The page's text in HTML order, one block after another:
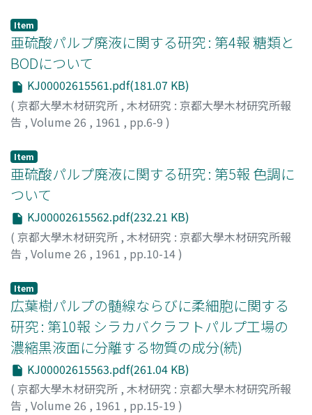
Item
亜硫酸パルプ廃液に関する研究 : 第4報 糖類と
BODについて
KJ00002615561.pdf(181.07 KB)
( 京都大學木材研究所 , 木材研究 : 京都大學木材研究所報
告 , Volume 26 , 1961 , pp.6-9 )
Item
亜硫酸パルプ廃液に関する研究 : 第5報 色調に
ついて
KJ00002615562.pdf(232.21 KB)
( 京都大學木材研究所 , 木材研究 : 京都大學木材研究所報
告 , Volume 26 , 1961 , pp.10-14)
Item
広葉樹パルプの髄線ならびに柔細胞に関する
研究 : 第10報 シラカバクラフトパルプ工場の
濃縮黒液面に分離する物質の成分(続)
KJ00002615563.pdf(261.04 KB)
( 京都大學木材研究所 , 木材研究 : 京都大學木材研究所報
告 , Volume 26 , 1961 , pp.15-19 )